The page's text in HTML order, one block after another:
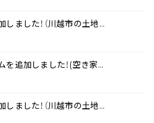
しました！（川越市の土地…
を追加しました！(空き家…
しました！（川越市の土地…